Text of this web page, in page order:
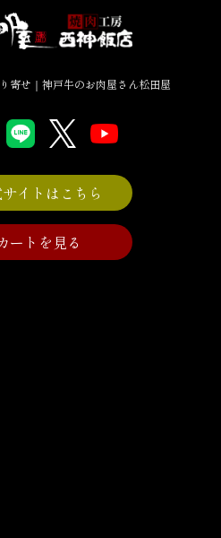
寄せ｜神戸牛のお肉屋さん松田屋
イトはこちら
ートを見る